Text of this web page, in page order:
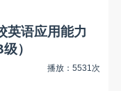
英语应用能力
）
播放：5531次